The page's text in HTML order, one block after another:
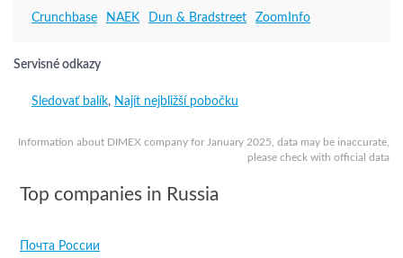
Information about DIMEX company for January 2025, data may be inaccurate,
please check with official data
Crunchbase NAEK Dun & Bradstreet ZoomInfo
Servisné odkazy
Sledovať balík, Najít nejbližší pobočku
Top companies in Russia
Почта России